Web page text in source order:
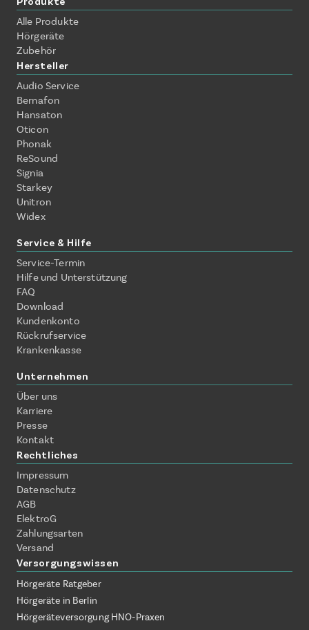
Alle Produkte
Hörgeräte
Zubehör
Hersteller
Audio Service
Bernafon
Hansaton
Oticon
Phonak
ReSound
Signia
Starkey
Unitron
Widex
Service & Hilfe
Service-Termin
Hilfe und Unterstützung
FAQ
Download
Kundenkonto
Rückrufservice
Krankenkasse
Unternehmen
Über uns
Karriere
Presse
Kontakt
Rechtliches
Impressum
Datenschutz
AGB
ElektroG
Zahlungsarten
Versand
Versorgungswissen
Hörgeräte Ratgeber
Hörgeräte in Berlin
Hörgeräteversorgung HNO-Praxen